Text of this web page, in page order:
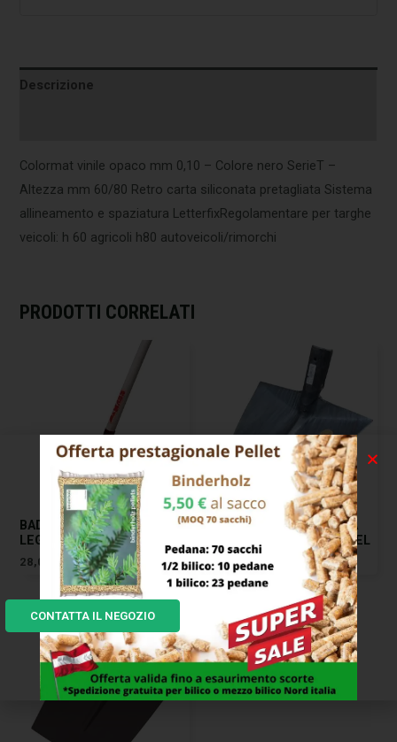
Descrizione
Colormat vinile opaco mm 0,10 – Colore nero SerieT –
Altezza mm 60/80 Retro carta siliconata pretagliata Sistema
allineamento e spaziatura LetterfixRegolamentare per targhe
veicoli: h 60 agricoli h80 autoveicoli/rimorchi
PRODOTTI CORRELATI
BADILE IMPRESA PUNTA
LEGA SCUDO M/TO MASS
28,00
BADILE IMPRESA PUNTA
FORGIATO 28 EXTRA ADEL
22,00€
CONTATTA IL NEGOZIO